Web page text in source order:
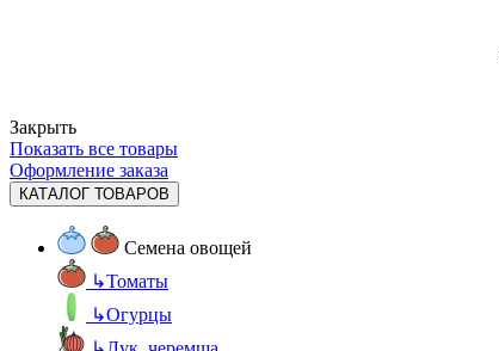
Закрыть
Показать все товары
Оформление заказа
КАТАЛОГ ТОВАРОВ
Семена овощей
↳Томаты
↳Огурцы